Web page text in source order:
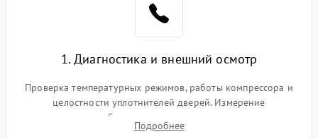
1. Диагностика и внешний осмотр
Проверка температурных режимов, работы компрессора и
целостности уплотнителей дверей. Измерение
сопротивления обмоток мотора, проверка термостата и
считывание кодов ошибок с электронного дисплея.
Подробнее